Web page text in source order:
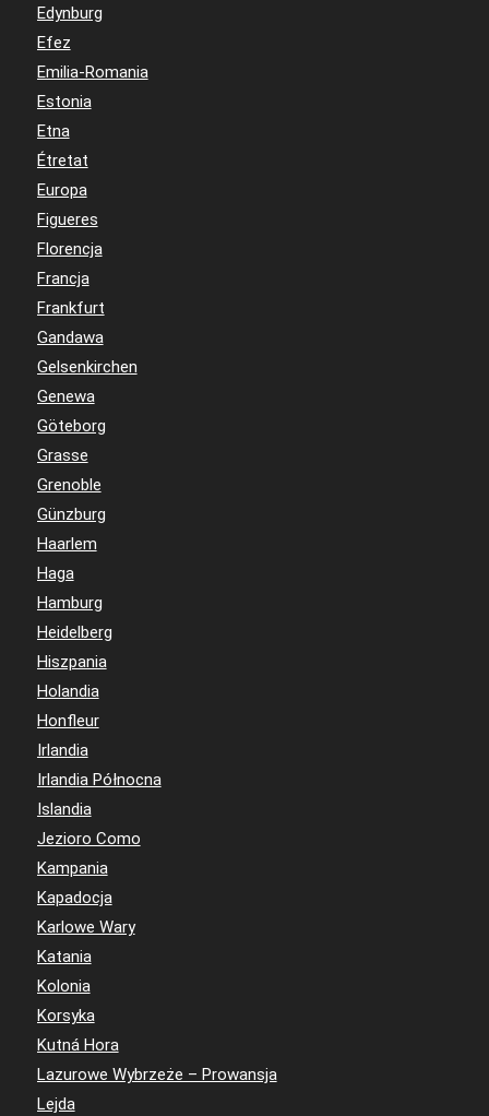
Edynburg
Efez
Emilia-Romania
Estonia
Etna
Étretat
Europa
Figueres
Florencja
Francja
Frankfurt
Gandawa
Gelsenkirchen
Genewa
Göteborg
Grasse
Grenoble
Günzburg
Haarlem
Haga
Hamburg
Heidelberg
Hiszpania
Holandia
Honfleur
Irlandia
Irlandia Północna
Islandia
Jezioro Como
Kampania
Kapadocja
Karlowe Wary
Katania
Kolonia
Korsyka
Kutná Hora
Lazurowe Wybrzeże – Prowansja
Lejda